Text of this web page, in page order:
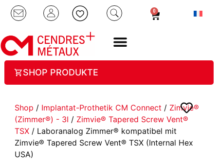
0
SHOP PRODUKTE
Shop / Implantat-Prothetik CM Connect / Zimvie®
(Zimmer®) - 3I / Zimvie® Tapered Screw Vent®
TSX / Laboranalog Zimmer® kompatibel mit
Zimvie® Tapered Screw Vent® TSX (Internal Hex
USA)